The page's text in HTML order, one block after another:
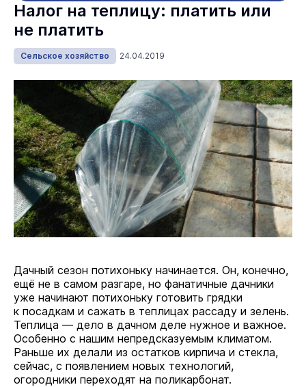
Налог на теплицу: платить или
не платить
Сельское хозяйство 24.04.2019
Дачный сезон потихоньку начинается. Он, конечно,
ещё не в самом разгаре, но фанатичные дачники
уже начинают потихоньку готовить грядки
к посадкам и сажать в теплицах рассаду и зелень.
Теплица — дело в дачном деле нужное и важное.
Особенно с нашим непредсказуемым климатом.
Раньше их делали из остатков кирпича и стекла,
сейчас, с появлением новых технологий,
огородники переходят на поликарбонат.